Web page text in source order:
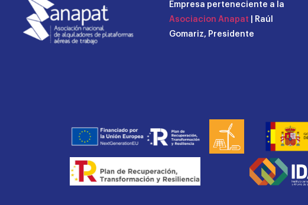
Empresa perteneciente a la
Asociacion Anapat | Raúl
Gomariz, Presidente